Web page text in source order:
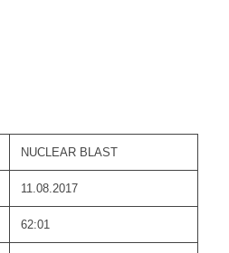
NUCLEAR BLAST
11.08.2017
62:01